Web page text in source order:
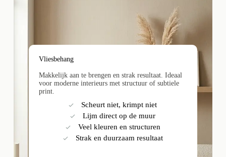
Vliesbehang
Makkelijk aan te brengen en strak resultaat. Ideaal
voor moderne interieurs met structuur of subtiele
print.
Scheurt niet, krimpt niet
Lijm direct op de muur
Veel kleuren en structuren
Strak en duurzaam resultaat